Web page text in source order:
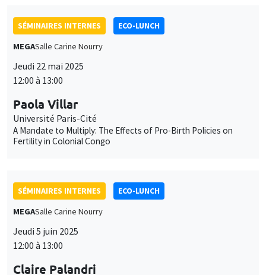
SÉMINAIRES INTERNES
ECO-LUNCH
MEGASalle Carine Nourry
Jeudi 22 mai 2025
12:00 à 13:00
Paola Villar
Université Paris-Cité
A Mandate to Multiply: The Effects of Pro-Birth Policies on
Fertility in Colonial Congo
SÉMINAIRES INTERNES
ECO-LUNCH
MEGASalle Carine Nourry
Jeudi 5 juin 2025
12:00 à 13:00
Claire Palandri